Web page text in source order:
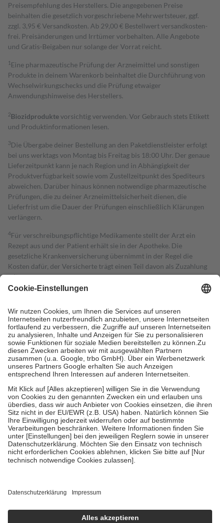
Preisempfehlung des Herstellers. Die angegebenen Preise
beinhalten die gesetzlich vorgeschriebene Mehrwertsteuer, ggf.
zzgl. 3,95 € Versandkosten. Ab 29,00 € Bestell­wert versand­kosten­
frei. Preisänderungen und Irrtümer vorbehalten. Alle Angebote
und Gratis-Beigaben nur solange der Vorrat reicht.
1 Eine pharmazeutische Prüfung der Arzneimittel und sonstigen
Produkte in deinem Warenkorb beinhaltet die Durchführung von
Wechselwirkungschecks und die Prüfung etwaiger
Anwendungshinweise des Herstellers.
2Biozidproduktevorsichtig verwenden. Vor Gebrauch stets Etikett
und Produktinformationen lesen.
3Die Übergabe deiner Bestellung an den Paketdienstleister erfolgt
bei uns werktags von Montag bis Freitag bis 18:00 Uhr. Der genaue
Lieferzeitpunkt kann je nach Region und in Abhängigkeit der
Produktverfügbarkeit sowie vom Zustellzeitpunkt des Spediteurs
abweichen. Darüber hinaus können notwendige pharmazeutische
Prüfungen, die zu deiner Arzneimittelsicherheit dienen, die
Lieferfrist um die Dauer der Prüfungen einschließlich Klärungen
verlängern.
4Für verschreibungspflichtige Medikamente stellt der Arzt ein
Rezept aus und der Patient erhält sie in der Apotheke. Die
gesetzliche Krankenversicherung übernimmt in der Regel die
Kosten dafür, der Versicherte trägt einen Teil davon als Zuzahlung
mit.
Grundsätzlich leisten Mitglieder Zuzahlungen in Höhe von zehn
höchstens zehn Euro.
Es sind jedoch nie mehr als die tatsächlichen
Kosten der Leistung zu entrichten.
Diese Regeln gelten grundsätzlich auch für Online-Apotheken.
Bei Heilmitteln und häuslicher Krankenpflege beträgt die
Zuzahlung zehn Prozent der Kosten sowie zehn Euro je
Verordnung.
Um das Engagement der Versicherten für ihre eigene Gesundheit zu
stärken und die besondere Stellung der Familie zu unterstützen,
fallenkeine Zuzahlungenan bei:
• Kindern und Jugendlichen bis zum vollendeten 18. Lebensjahr
mit Ausnahme der Fahrkosten
• Untersuchungen zur Vorsorge und Früherkennung, die von der
GKV getragen werden
• empfohlenen Schutzimpfungen
• Harn- und Blutteststreifen
getroffen, um sicherzustellen, dass es sich um echte Bewertungen
https://help.etrusted.com/hc/de/articles/4419944605341